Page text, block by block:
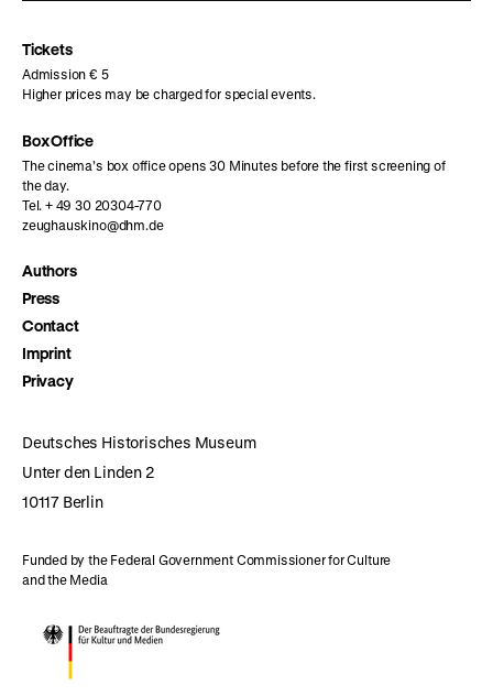
Tickets
Admission € 5
Higher prices may be charged for special events.
Box Office
The cinema’s box office opens 30 Minutes before the first screening of
the day.
Tel. + 49 30 20304-770
zeughauskino@dhm.de
Authors
Press
Contact
Imprint
Privacy
Deutsches Historisches Museum
Unter den Linden 2
10117 Berlin
Funded by the Federal Government Commissioner for Culture
and the Media